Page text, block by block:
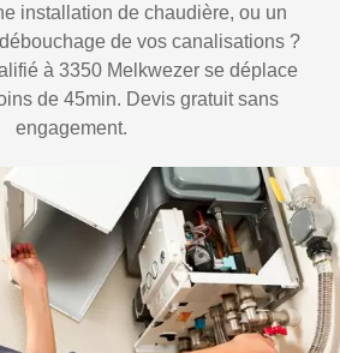
installation de chaudière, ou un
de vos canalisations ?
à 3350 Melkwezer se déplace
de 45min. Devis gratuit sans
engagement.